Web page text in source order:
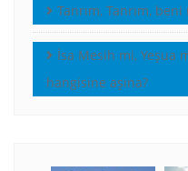
Tanrım, Tanrım,
İsa Mesih mi, Yeşua
hangisine aşina?